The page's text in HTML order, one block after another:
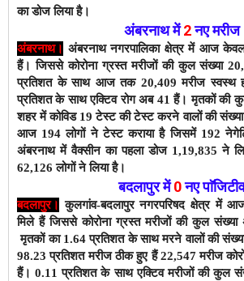
का डोज लिया है।
अंबरनाथ में2नएमरीज
अंबरनाथ। अंबरनाथ नगरपालिका क्षेत्र में आज केवल
हैं। जिससे कोरोना ग्रस्त मरीजों की कुल संख्या
प्रतिशत के साथ आज तक 20,409 मरीज स्वस्थ
प्रतिशत के साथ एक्टिव रोग अब 41 हैं। मृतकों की
शहर में कोविड 19 टेस्ट की टेस्ट करने वालों की
आज 194 लोगों ने टेस्ट कराया है जिसमें 192
अंबरनाथ में वैक्सीन का पहला डोज 1,19,835 ने
62,126लोगों ने लिया है।
बदलापुर में0नए
बदलापुर। कुलगांव-बदलापुर नगरपरिषद क्षेत्र में
मिले हैं जिससे कोरोना ग्रस्त मरीजों की कुल
मृतकों का 1.64 प्रतिशत के साथमरने वालों की
98.23 प्रतिशत मरीज ठीक हुए हैं 22,547 मरीज
हैं। 0.11 प्रतिशत के साथ एक्टिव मरीजों की कुल